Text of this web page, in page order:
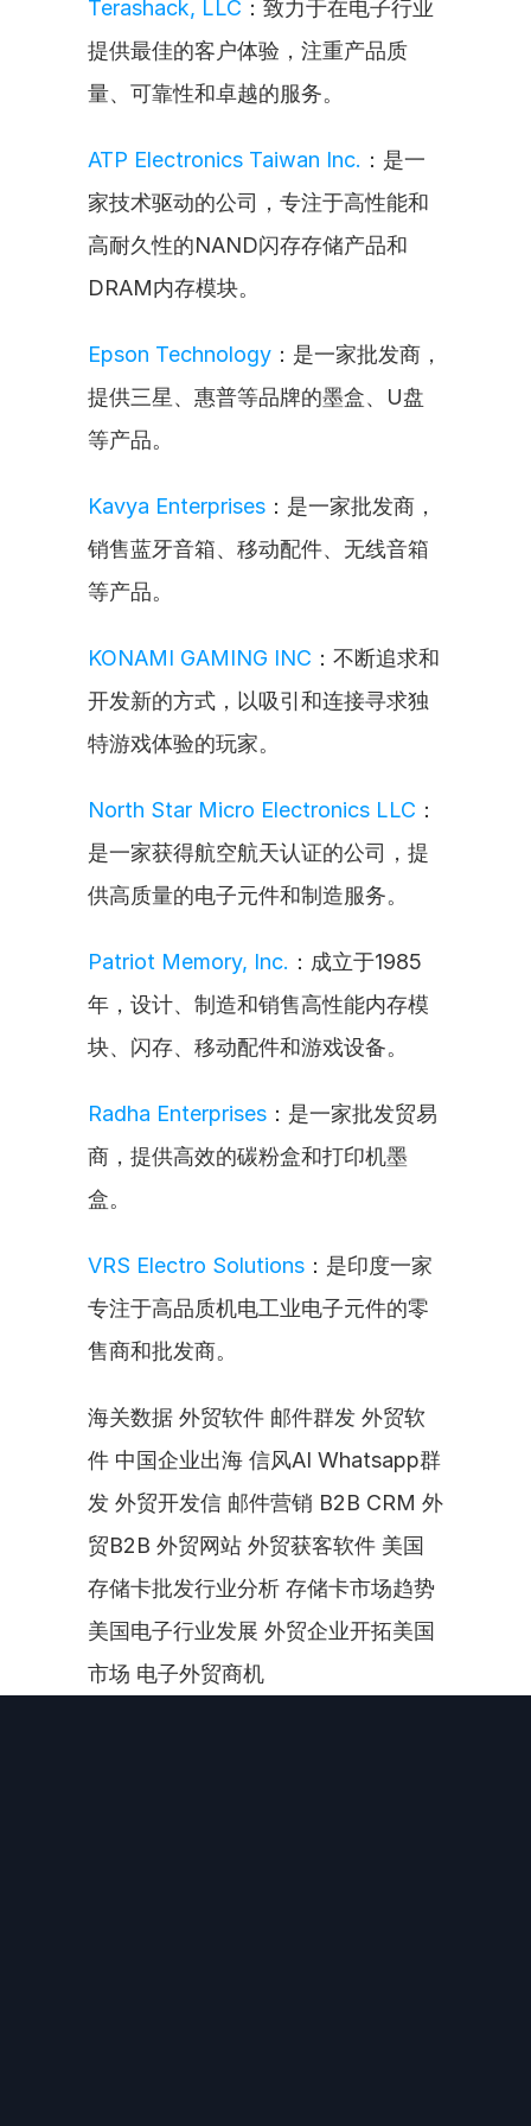
Terashack, LLC ：致力于在电子行业
提供最佳的客户体验，注重产品质
量、可靠性和卓越的服务。
ATP Electronics Taiwan Inc. ：是一
家技术驱动的公司，专注于高性能和
高耐久性的NAND闪存存储产品和
DRAM内存模块。
Epson Technology ：是一家批发商，
提供三星、惠普等品牌的墨盒、U盘
等产品。
Kavya Enterprises ：是一家批发商，
销售蓝牙音箱、移动配件、无线音箱
等产品。
KONAMI GAMING INC ：不断追求和
开发新的方式，以吸引和连接寻求独
特游戏体验的玩家。
North Star Micro Electronics LLC ：
是一家获得航空航天认证的公司，提
供高质量的电子元件和制造服务。
Patriot Memory, Inc. ：成立于1985
年，设计、制造和销售高性能内存模
块、闪存、移动配件和游戏设备。
Radha Enterprises ：是一家批发贸易
商，提供高效的碳粉盒和打印机墨
盒。
VRS Electro Solutions ：是印度一家
专注于高品质机电工业电子元件的零
售商和批发商。
海关数据 外贸软件 邮件群发 外贸软
件 中国企业出海 信风AI Whatsapp群
发 外贸开发信 邮件营销 B2B CRM 外
贸B2B 外贸网站 外贸获客软件 美国
存储卡批发行业分析 存储卡市场趋势
美国电子行业发展 外贸企业开拓美国
市场 电子外贸商机